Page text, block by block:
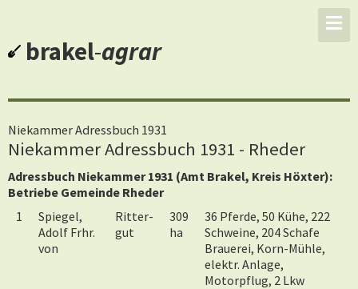
brakel-agrar
Niekammer Adressbuch 1931
Niekammer Adressbuch 1931 - Rheder
Adressbuch Niekammer 1931 (Amt Brakel, Kreis Höxter):
Betriebe Gemeinde Rheder
1
Spiegel,
Adolf Frhr.
von
Ritter-
gut
309
ha
36 Pferde, 50 Kühe, 222
Schweine, 204 Schafe
Brauerei, Korn-Mühle,
elektr. Anlage,
Motorpflug, 2 Lkw